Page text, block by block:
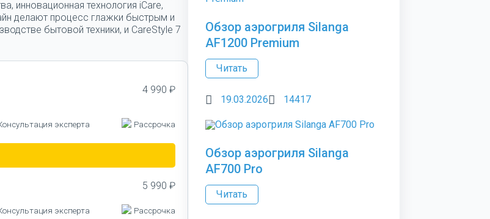
инновационная технология iCare,
делают процесс глажки быстрым и
бытовой техники, и CareStyle 7
4 990 ₽
эксперта Рассрочка
5 990 ₽
эксперта Рассрочка
Обзор аэрогриля Silanga
AF1200 Premium
Читать
19.03.2026 14417
Обзор аэрогриля Silanga
AF700 Pro
Читать